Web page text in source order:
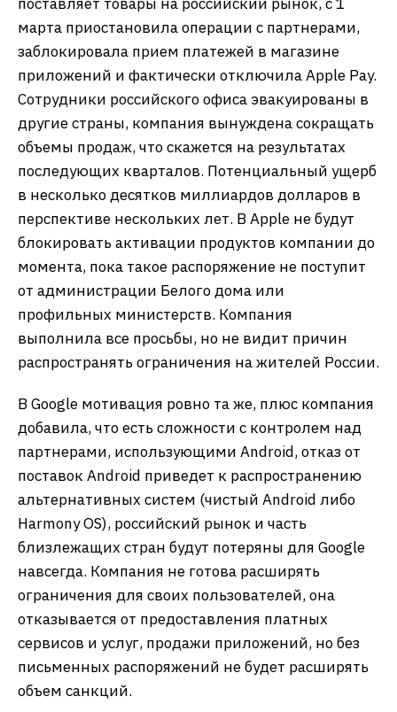
марта приостановила операции с партнерами,
заблокировала прием платежей в магазине
приложений и фактически отключила Apple Pay.
Сотрудники российского офиса эвакуированы в
другие страны, компания вынуждена сокращать
объемы продаж, что скажется на результатах
последующих кварталов. Потенциальный ущерб
в несколько десятков миллиардов долларов в
перспективе нескольких лет. В Apple не будут
блокировать активации продуктов компании до
момента, пока такое распоряжение не поступит
от администрации Белого дома или
профильных министерств. Компания
выполнила все просьбы, но не видит причин
распространять ограничения на жителей России.
В Google мотивация ровно та же, плюс компания
добавила, что есть сложности с контролем над
партнерами, использующими Android, отказ от
поставок Android приведет к распространению
альтернативных систем (чистый Android либо
Harmony OS), российский рынок и часть
близлежащих стран будут потеряны для Google
навсегда. Компания не готова расширять
ограничения для своих пользователей, она
отказывается от предоставления платных
сервисов и услуг, продажи приложений, но без
письменных распоряжений не будет расширять
объем санкций.